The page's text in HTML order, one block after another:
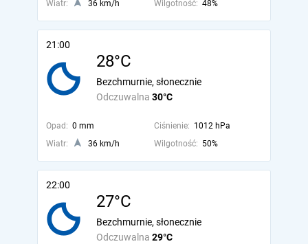
Wiatr: 36 km/h Wilgotność: 48%
21:00
28°C
Odczuwalna 30°C
Bezchmurnie, słonecznie
Opad: 0 mm Ciśnienie: 1012 hPa
Wiatr:
36 km/h Wilgotność: 50%
22:00
27°C
Odczuwalna 29°C
Bezchmurnie, słonecznie